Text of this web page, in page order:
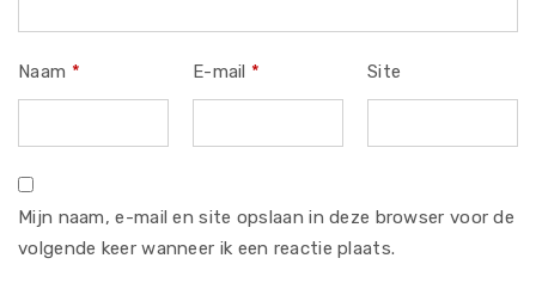
Naam * E-mail * Site
Mijn naam, e-mail en site opslaan in deze browser voor de
volgende keer wanneer ik een reactie plaats.